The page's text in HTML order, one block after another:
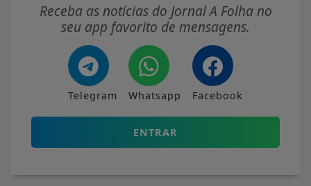
Receba as notícias do Jornal A Folha no
seu app favorito de mensagens.
Telegram Whatsapp Facebook
ENTRAR